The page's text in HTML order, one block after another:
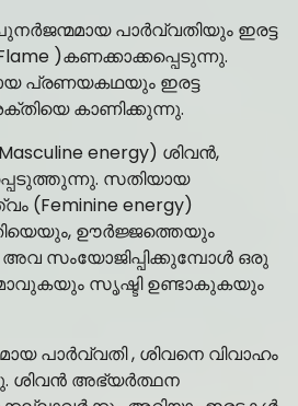
പാർവ്വതിയും ഇരട്ട
)കണക്കാക്കപ്പെടുന്നു.
പ്രണയകഥയും ഇരട്ട
കാണിക്കുന്നു.
energy) ശിവൻ,
സതിയായ
(Feminine energy)
ഊർജ്ജത്തെയും
സംയോജിപ്പിക്കുമ്പോൾ ഒരു
സൃഷ്ടി ഉണ്ടാകുകയും
പാർവ്വതി , ശിവനെ വിവാഹം
ശിവൻ അഭ്യർത്ഥന